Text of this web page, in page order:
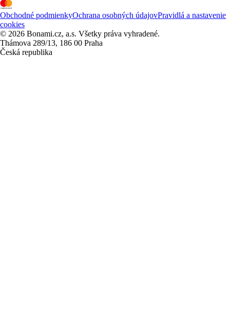
Obchodné podmienkyOchrana osobných údajovPravidlá a nastavenie
cookies
© 2026 Bonami.cz, a.s. Všetky práva vyhradené.
Thámova 289/13, 186 00 Praha
Česká republika